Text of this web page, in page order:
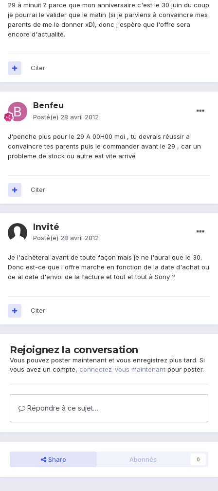
29 à minuit ? parce que mon anniversaire c'est le 30 juin du coup
je pourrai le valider que le matin (si je parviens à convaincre mes
parents de me le donner xD), donc j'espère que l'offre sera
encore d'actualité.
Citer
Benfeu
Posté(e) 28 avril 2012
J'penche plus pour le 29 A 00H00 moi , tu devrais réussir a
convaincre tes parents puis le commander avant le 29 , car un
probleme de stock ou autre est vite arrivé
Citer
Invité
Posté(e) 28 avril 2012
Je l'achèterai avant de toute façon mais je ne l'aurai que le 30.
Donc est-ce que l'offre marche en fonction de la date d'achat ou
de al date d'envoi de la facture et tout et tout à Sony ?
Citer
Rejoignez la conversation
Vous pouvez poster maintenant et vous enregistrez plus tard. Si
vous avez un compte, connectez-vous maintenant pour poster.
Répondre à ce sujet…
Share Abonnés 0